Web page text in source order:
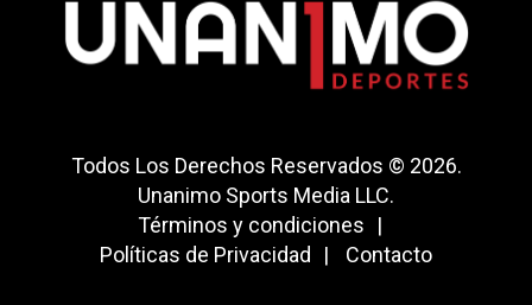
Todos Los Derechos Reservados © 2026.
Unanimo Sports Media LLC.
Términos y condiciones
Políticas de Privacidad
Contacto